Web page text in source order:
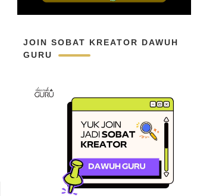
JOIN SOBAT KREATOR DAWUH
GURU